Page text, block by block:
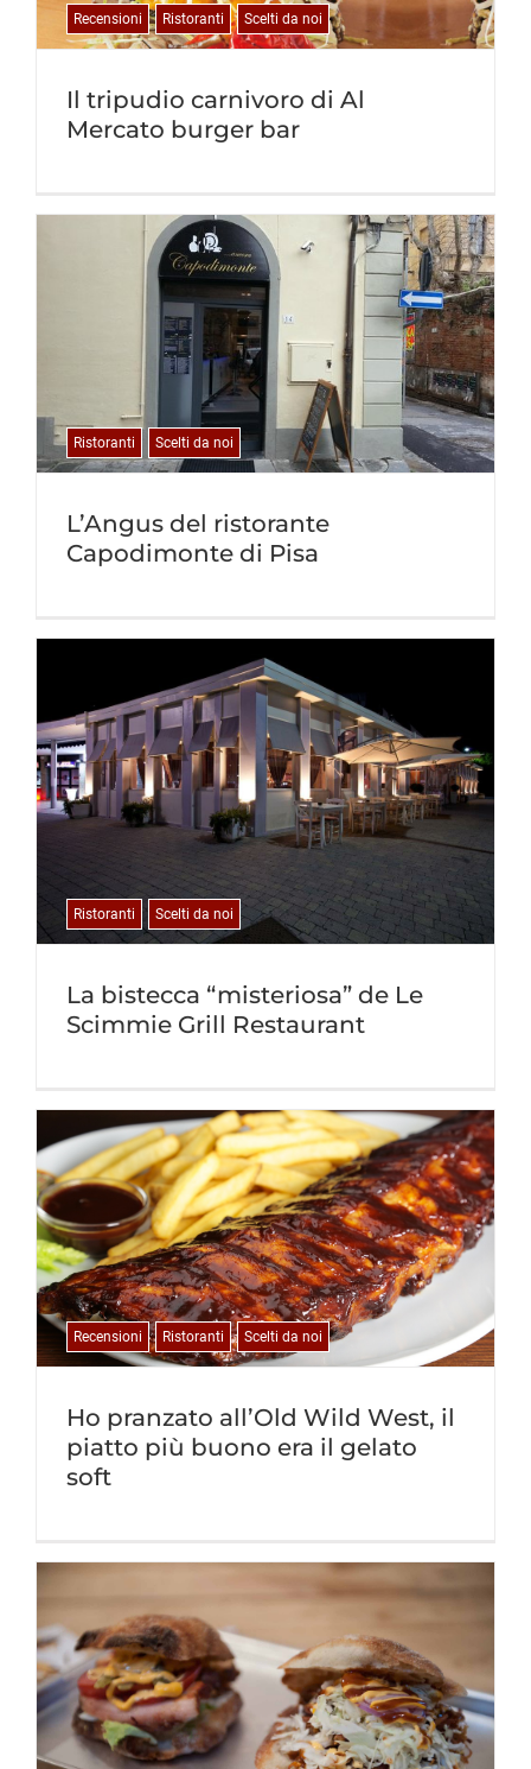
Il tripudio carnivoro di Al
Mercato burger bar
Recensioni Ristoranti Scelti da noi
L’Angus del ristorante
Capodimonte di Pisa
Ristoranti Scelti da noi
La bistecca “misteriosa” de Le
Scimmie Grill Restaurant
Ristoranti Scelti da noi
Ho pranzato all’Old Wild West, il
piatto più buono era il gelato
soft
Recensioni Ristoranti Scelti da noi